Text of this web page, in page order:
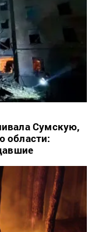
Сумскую,
области: